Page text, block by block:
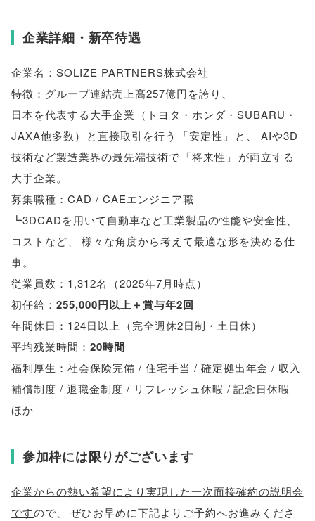
企業詳細・新卒待遇
企業名：SOLIZE PARTNERS株式会社
特徴：グループ連結売上高257億円を誇り 、
日本を代表する大手企業 （ トヨタ・ホンダ・SUBARU・
JAXA他多数） と直接取引を行う 「安定性 」 と 、
AIや3D
技術など製造業界の最先端技術で 「将来性 」
が両立する
大手企業。
募集職種：CAD / CAEエンジニア職
┗3DCADを用いて自動車など工業製品の性能や安全性、
コストなど、
様々な角度から考えて最適な形を決める仕
事。
従業員数：1,312名
（2025年7月時点）
初任給： 255,000円以上＋賞与年2回
年間休日：124日以上 （完全週休2日制・土日休）
平均残業時間： 20時間
福利厚生：社会保険完備 / 住宅手当 / 確定拠出年金 / 収入
補償制度 / 退職金制度 / リフレッシュ休暇 / 記念日休暇
ほか
参加枠には限りがございます
企業からの熱い希望により実現した一次面接確約の説明会
ですので、
ぜひお早めに下記よりご予約へお進みくださ